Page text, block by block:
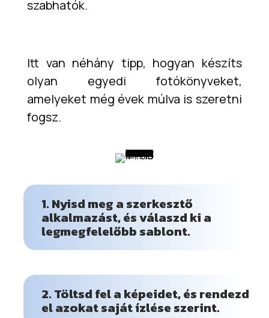
szabhatók.
Itt van néhány tipp, hogyan készíts
olyan egyedi fotókönyveket,
amelyeket még évek múlva is szeretni
fogsz.
1. Nyisd meg a szerkesztő
alkalmazást, és válaszd ki a
legmegfelelőbb sablont.
2. Töltsd fel a képeidet, és rendezd
el azokat saját ízlése szerint.